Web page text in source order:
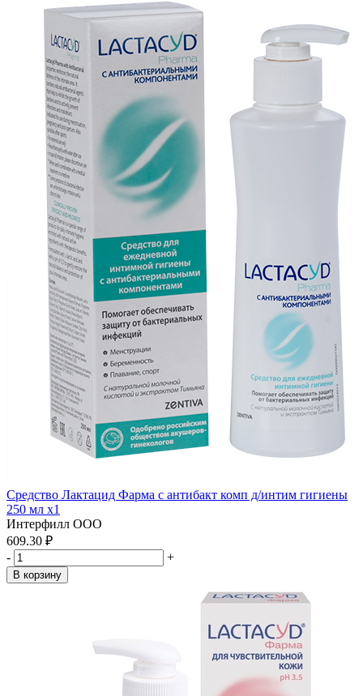
Средство Лактацид Фарма с антибакт комп д/интим гигиены
250 мл x1
Интерфилл ООО
609.30 ₽
-
+
В корзину